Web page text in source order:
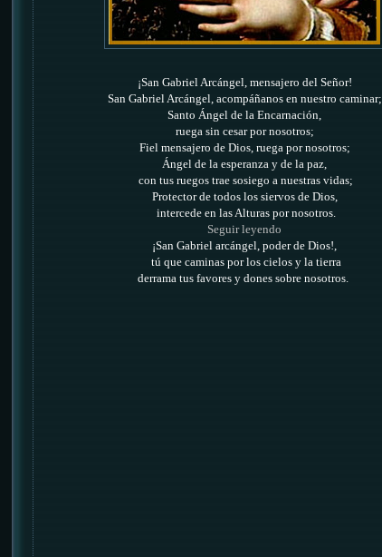
¡San Gabriel Arcángel, mensajero del Señor!
San Gabriel Arcángel, acompáñanos en nuestro caminar;
Santo Ángel de la Encarnación,
ruega sin cesar por nosotros;
Fiel mensajero de Dios, ruega por nosotros;
Ángel de la esperanza y de la paz,
con tus ruegos trae sosiego a nuestras vidas;
Protector de todos los siervos de Dios,
intercede en las Alturas por nosotros.
Seguir leyendo
¡San Gabriel arcángel, poder de Dios!,
tú que caminas por los cielos y la tierra
derrama tus favores y dones sobre nosotros.